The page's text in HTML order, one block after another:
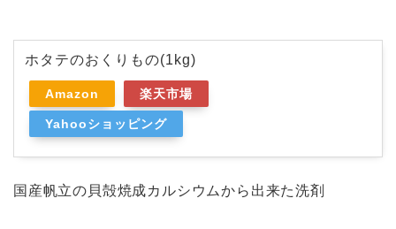
ホタテのおくりもの(1kg)
Amazon 楽天市場
Yahooショッピング
国産帆立の貝殻焼成カルシウムから出来た洗剤